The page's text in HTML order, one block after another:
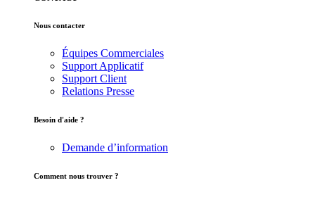
Nous contacter
Équipes Commerciales
Support Applicatif
Support Client
Relations Presse
Besoin d'aide ?
Demande d’information
Comment nous trouver ?